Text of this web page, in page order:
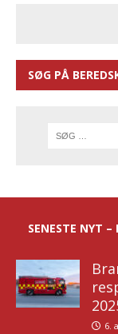
SØG PÅ
SENESTE NYT
6.